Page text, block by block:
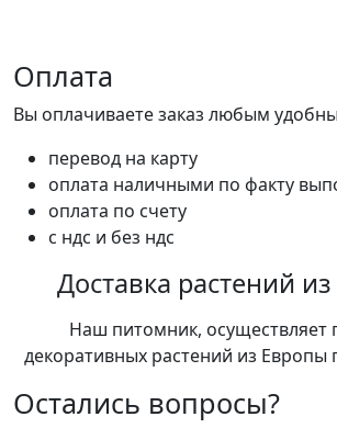
Оплата
Вы оплачиваете заказ любым
перевод на карту
оплата наличными по факту
оплата по счету
с ндс и без ндс
Доставка растений
Наш питомник, осуществляет
декоративных растений из Европы
Остались вопросы?